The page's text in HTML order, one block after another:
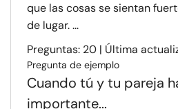
que las cosas se sientan
de lugar. ...
Preguntas: 20 | Última
Pregunta de ejemplo
Cuando tú y tu pareja
importante...